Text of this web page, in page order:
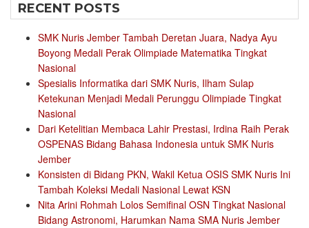
RECENT POSTS
SMK Nuris Jember Tambah Deretan Juara, Nadya Ayu
Boyong Medali Perak Olimpiade Matematika Tingkat
Nasional
Spesialis Informatika dari SMK Nuris, Ilham Sulap
Ketekunan Menjadi Medali Perunggu Olimpiade Tingkat
Nasional
Dari Ketelitian Membaca Lahir Prestasi, Irdina Raih Perak
OSPENAS Bidang Bahasa Indonesia untuk SMK Nuris
Jember
Konsisten di Bidang PKN, Wakil Ketua OSIS SMK Nuris Ini
Tambah Koleksi Medali Nasional Lewat KSN
Nita Arini Rohmah Lolos Semifinal OSN Tingkat Nasional
Bidang Astronomi, Harumkan Nama SMA Nuris Jember